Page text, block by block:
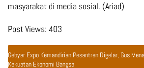
masyarakat di media sosial. (Ariad)
Post Views: 403
Gebyar Expo Kemandirian Pesantren Digelar, Gus
Kekuatan Ekonomi Bangsa